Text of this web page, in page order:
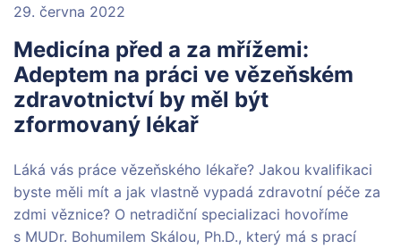
29. června 2022
Medicína před a za mřížemi:
Adeptem na práci ve vězeňském
zdravotnictví by měl být
zformovaný lékař
Láká vás práce vězeňského lékaře? Jakou kvalifikaci
byste měli mít a jak vlastně vypadá zdravotní péče za
zdmi věznice? O netradiční specializaci hovoříme
s MUDr. Bohumilem Skálou, Ph.D., který má s prací